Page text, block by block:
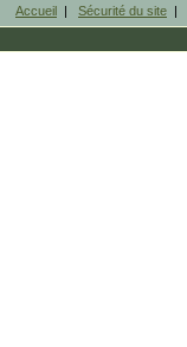
Accueil | Sécurité du site |